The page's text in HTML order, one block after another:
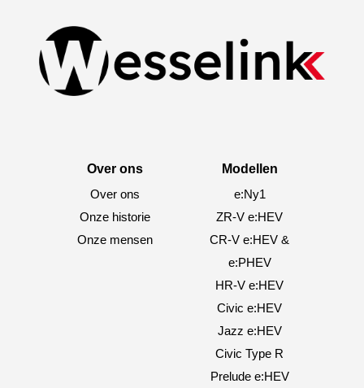
Over ons
Over ons
Onze historie
Onze mensen
Modellen
e:Ny1
ZR-V e:HEV
CR-V e:HEV &
e:PHEV
HR-V e:HEV
Civic e:HEV
Jazz e:HEV
Civic Type R
Prelude e:HEV